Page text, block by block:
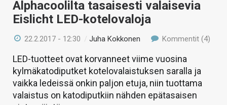
Alphacoolilta tasaisesti valaisevia
Eislicht LED-kotelovaloja
22.2.2017 - 12:30 /Juha Kokkonen Kommentit (4)
LED-tuotteet ovat korvanneet viime vuosina
kylmäkatodiputket kotelovalaistuksen saralla ja
vaikka ledeissä onkin paljon etuja, niin tuottama
valaistus on katodiputkiin nähden epätasaisen